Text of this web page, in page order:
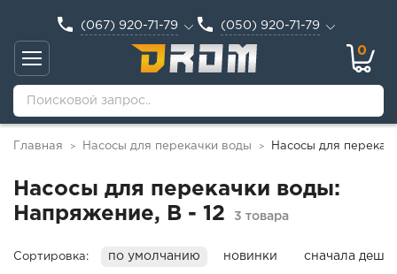
(067) 920-71-79 (050) 920-71-79
0
Главная > Насосы для перекачки воды > Насосы для
Насосы для перекачки воды:
Напряжение, В - 12
3 товара
Сортировка: по умолчанию новинки сначала